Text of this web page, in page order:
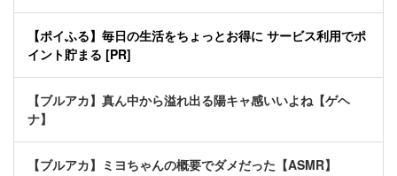
【ポイふる】毎日の生活をちょっとお得に サービス利用でポ
イント貯まる [PR]
【ブルアカ】真ん中から溢れ出る陽キャ感いいよね【ゲヘ
ナ】
【ブルアカ】ミヨちゃんの概要でダメだった【ASMR】